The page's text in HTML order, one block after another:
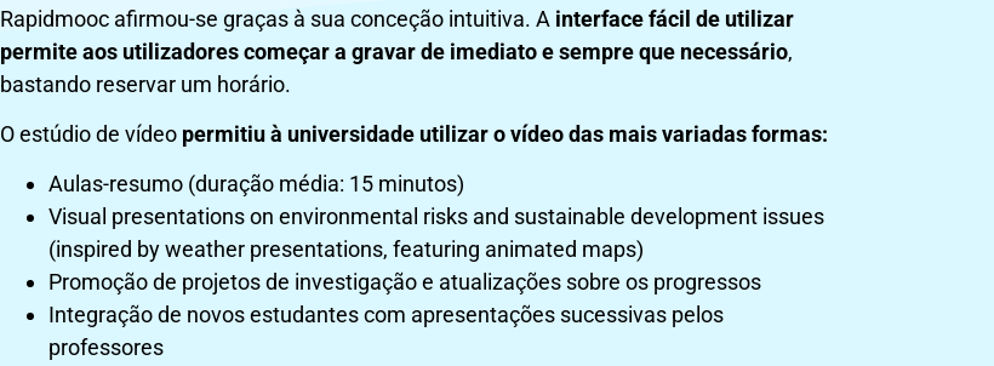
Rapidmooc afirmou-se graças à sua conceção intuitiva. A interface fácil de utilizar
permite aos utilizadores começar a gravar de imediato e sempre que necessário,
bastando reservar um horário.
O estúdio de vídeo permitiu à universidade utilizar o vídeo das mais variadas formas:
Aulas-resumo (duração média: 15 minutos)
Visual presentations on environmental risks and sustainable development issues
(inspired by weather presentations, featuring animated maps)
Promoção de projetos de investigação e atualizações sobre os progressos
Integração de novos estudantes com apresentações sucessivas pelos
professores